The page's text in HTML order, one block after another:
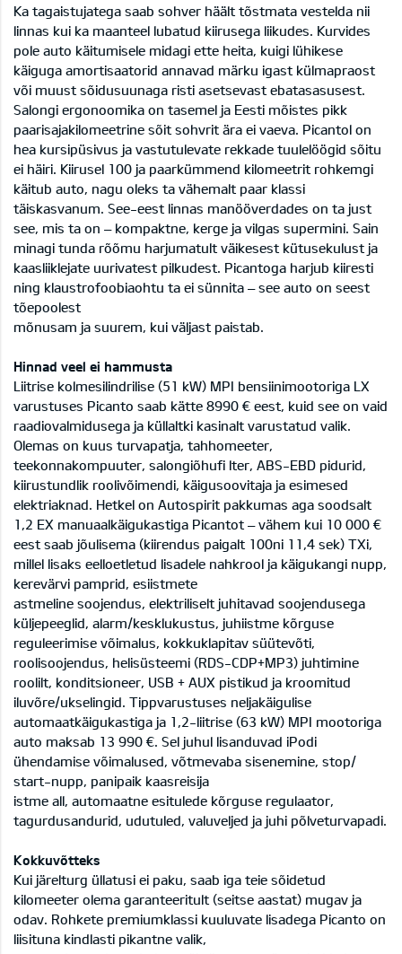
Ka tagaistujatega saab sohver häält tõstmata vestelda nii
linnas kui ka maanteel lubatud kiirusega liikudes. Kurvides
pole auto käitumisele midagi ette heita, kuigi lühikese
käiguga amortisaatorid annavad märku igast külmapraost
või muust sõidusuunaga risti asetsevast ebatasasusest.
Salongi ergonoomika on tasemel ja Eesti mõistes pikk
paarisajakilomeetrine sõit sohvrit ära ei vaeva. Picantol on
hea kursipüsivus ja vastutulevate rekkade tuulelöögid sõitu
ei häiri. Kiirusel 100 ja paarkümmend kilomeetrit rohkemgi
käitub auto, nagu oleks ta vähemalt paar klassi
täiskasvanum. See-eest linnas manööverdades on ta just
see, mis ta on – kompaktne, kerge ja vilgas supermini. Sain
minagi tunda rõõmu harjumatult väikesest kütusekulust ja
kaasliiklejate uurivatest pilkudest. Picantoga harjub kiiresti
ning klaustrofoobiaohtu ta ei sünnita – see auto on seest
tõepoolest
mõnusam ja suurem, kui väljast paistab.
Hinnad veel ei hammusta
Liitrise kolmesilindrilise (51 kW) MPI bensiinimootoriga LX
varustuses Picanto saab kätte 8990 € eest, kuid see on vaid
raadiovalmidusega ja küllaltki kasinalt varustatud valik.
Olemas on kuus turvapatja, tahhomeeter,
teekonnakompuuter, salongiõhufi lter, ABS-EBD pidurid,
kiirustundlik roolivõimendi, käigusoovitaja ja esimesed
elektriaknad. Hetkel on Autospirit pakkumas aga soodsalt
1,2 EX manuaalkäigukastiga Picantot – vähem kui 10 000 €
eest saab jõulisema (kiirendus paigalt 100ni 11,4 sek) TXi,
millel lisaks eelloetletud lisadele nahkrool ja käigukangi nupp,
kerevärvi pamprid, esiistmete
astmeline soojendus, elektriliselt juhitavad soojendusega
küljepeeglid, alarm/kesklukustus, juhiistme kõrguse
reguleerimise võimalus, kokkuklapitav süütevõti,
roolisoojendus, helisüsteemi (RDS-CDP+MP3) juhtimine
roolilt, konditsioneer, USB + AUX pistikud ja kroomitud
iluvõre/ukselingid. Tippvarustuses neljakäigulise
automaatkäigukastiga ja 1,2-liitrise (63 kW) MPI mootoriga
auto maksab 13 990 €. Sel juhul lisanduvad iPodi
ühendamise võimalused, võtmevaba sisenemine, stop/
start-nupp, panipaik kaasreisija
istme all, automaatne esitulede kõrguse regulaator,
tagurdusandurid, udutuled, valuveljed ja juhi põlveturvapadi.
Kokkuvõtteks
Kui järelturg üllatusi ei paku, saab iga teie sõidetud
kilomeeter olema garanteeritult (seitse aastat) mugav ja
odav. Rohkete premiumklassi kuuluvate lisadega Picanto on
liisituna kindlasti pikantne valik,